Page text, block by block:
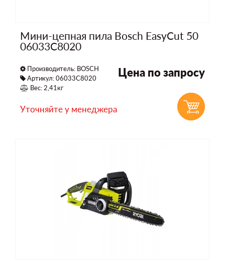
Мини-цепная пила Bosch EasyCut 50
06033C8020
Производитель: BOSCH
Артикул: 06033C8020
Вес: 2,41кг
Цена по запросу
Уточняйте у менеджера